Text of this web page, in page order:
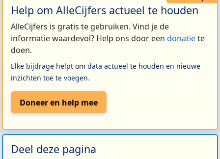
Help om AlleCijfers actueel te houden
AlleCijfers is gratis te gebruiken. Vind je de
informatie waardevol? Help ons door een donatiete
doen.
Elke bijdrage helpt om data actueel te houden en nieuwe
inzichten toe te voegen.
Doneer en help mee
Deel deze pagina